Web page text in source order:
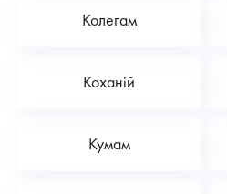
Колегам
Коханій
Кумам